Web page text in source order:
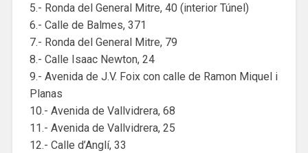
5.- Ronda del General Mitre, 40 (interior Túnel)
6.- Calle de Balmes, 371
7.- Ronda del General Mitre, 79
8.- Calle Isaac Newton, 24
9.- Avenida de J.V. Foix con calle de Ramon Miquel i
Planas
10.- Avenida de Vallvidrera, 68
11.- Avenida de Vallvidrera, 25
12.- Calle d’Anglí, 33